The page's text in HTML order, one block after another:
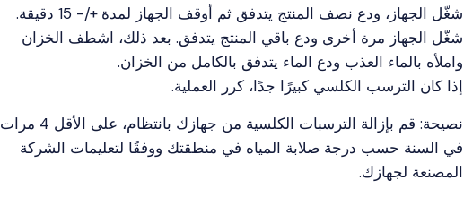
شغّل الجهاز، ودع نصف المنتج يتدفق ثم أوقف الجهاز لمدة +/- 15 دقيقة.
شغّل الجهاز مرة أخرى ودع باقي المنتج يتدفق. بعد ذلك، اشطف الخزان
واملأه بالماء العذب ودع الماء يتدفق بالكامل من الخزان.
إذا كان الترسب الكلسي كبيرًا جدًا، كرر العملية.
نصيحة: قم بإزالة الترسبات الكلسية من جهازك بانتظام، على الأقل 4 مرات
في السنة حسب درجة صلابة المياه في منطقتك ووفقًا لتعليمات الشركة
المصنعة لجهازك.